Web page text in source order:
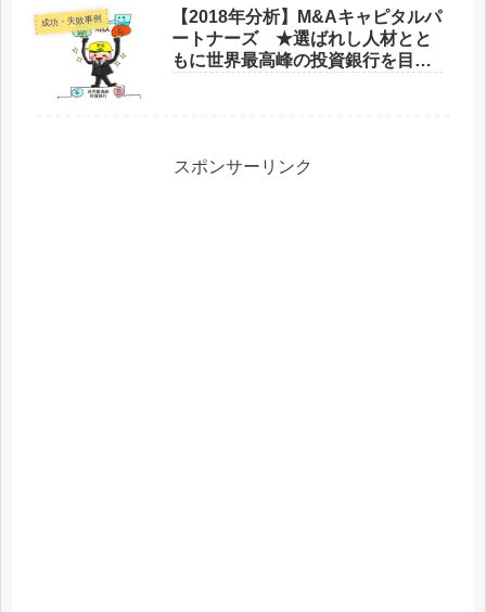
成功・失敗事例
【2018年分析】M&Aキャピタルパ
ートナーズ ★選ばれし人材とと
もに世界最高峰の投資銀行を目指
スポンサーリンク